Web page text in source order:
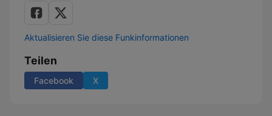
Aktualisieren Sie diese Funkinformationen
Teilen
Facebook X